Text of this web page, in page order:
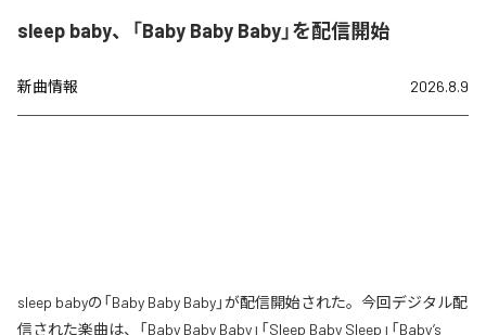
sleep baby、「Baby Baby Baby」を配信開始
新曲情報 2026.8.9
sleep babyの「Baby Baby Baby」が配信開始された。今回デジタル配
信された楽曲は、「Baby Baby Baby」「Sleep Baby Sleep」「Baby’s